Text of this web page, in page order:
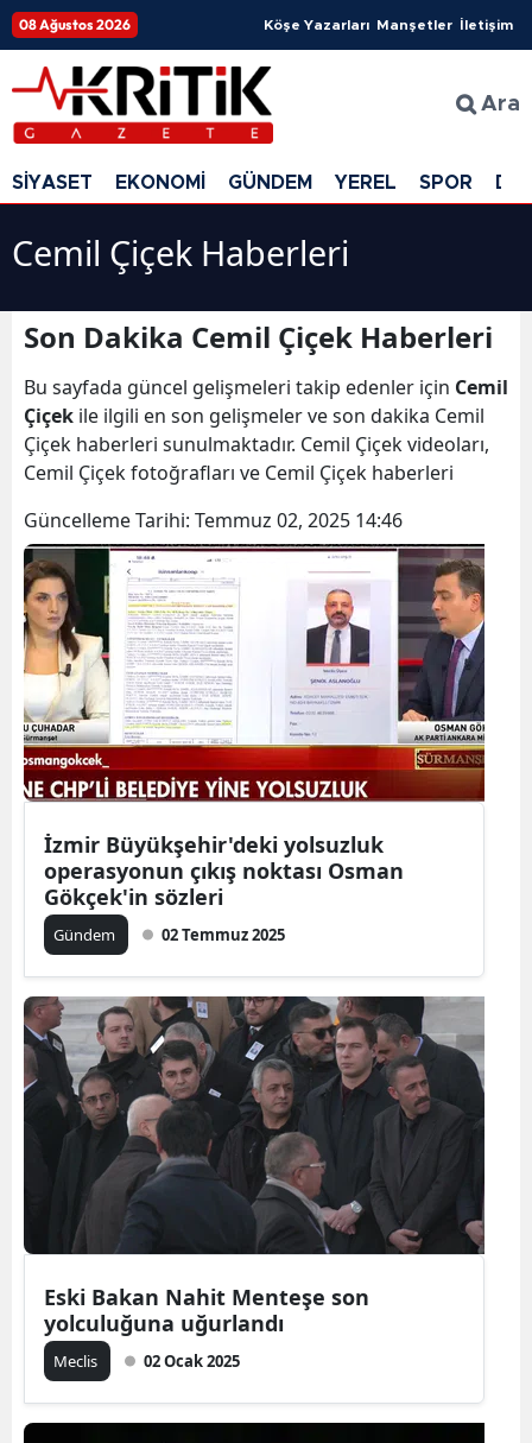
08 Ağustos 2026 Köşe Yazarları Manşetler İletişim
Ara
SİYASET EKONOMİ GÜNDEM YEREL SPOR
Cemil Çiçek Haberleri
Son Dakika Cemil Çiçek Haberleri
Bu sayfada güncel gelişmeleri takip edenler için Cemil
Çiçek ile ilgili en son gelişmeler ve son dakika Cemil
Çiçek haberleri sunulmaktadır. Cemil Çiçek videoları,
Cemil Çiçek fotoğrafları ve Cemil Çiçek haberleri
Güncelleme Tarihi: Temmuz 02, 2025 14:46
İzmir Büyükşehir'deki yolsuzluk
operasyonun çıkış noktası Osman
Gökçek'in sözleri
Gündem 02 Temmuz 2025
Eski Bakan Nahit Menteşe son
yolculuğuna uğurlandı
Meclis 02 Ocak 2025